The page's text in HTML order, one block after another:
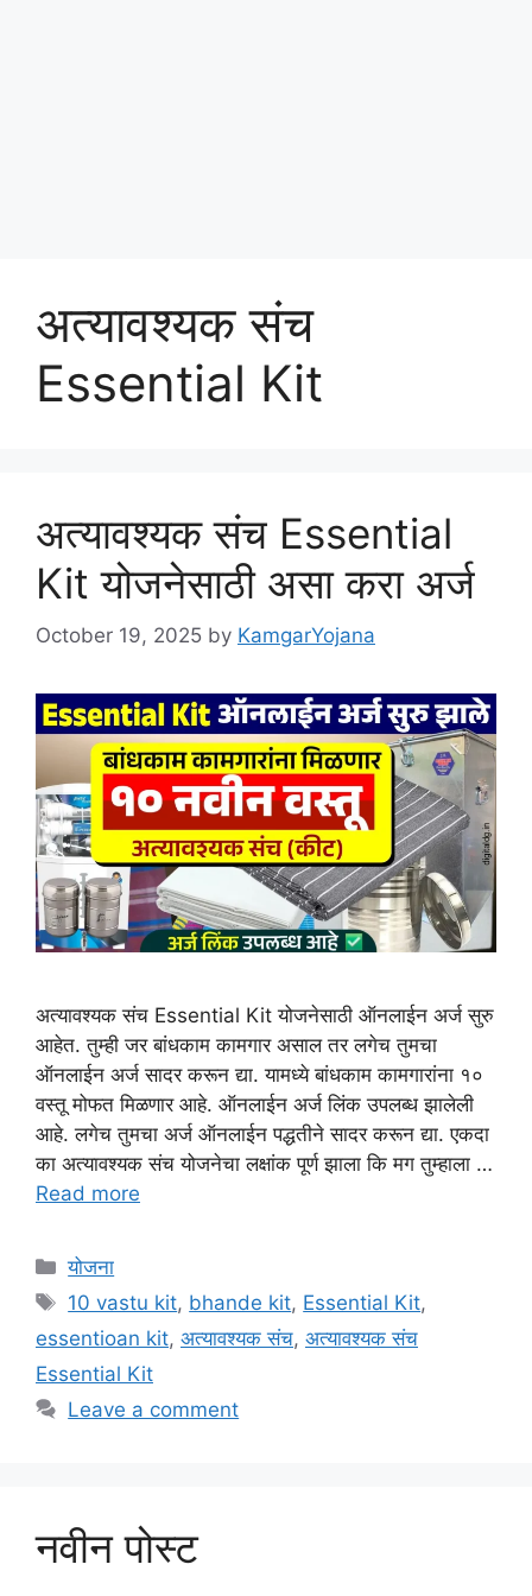
अत्यावश्यक संच
Essential Kit
अत्यावश्यक संच Essential
Kit योजनेसाठी असा करा अर्ज
October 19, 2025 by KamgarYojana
अत्यावश्यक संच Essential Kit योजनेसाठी ऑनलाईन अर्ज सुरु
आहेत. तुम्ही जर बांधकाम कामगार असाल तर लगेच तुमचा
ऑनलाईन अर्ज सादर करून द्या. यामध्ये बांधकाम कामगारांना १०
वस्तू मोफत मिळणार आहे. ऑनलाईन अर्ज लिंक उपलब्ध झालेली
आहे. लगेच तुमचा अर्ज ऑनलाईन पद्धतीने सादर करून द्या. एकदा
का अत्यावश्यक संच योजनेचा लक्षांक पूर्ण झाला कि मग तुम्हाला …
Read more
Categories
योजना
Tags
10 vastu kit, bhande kit, Essential Kit,
essentioan kit, अत्यावश्यक संच, अत्यावश्यक संच
Essential Kit
Leave a comment
नवीन पोस्ट